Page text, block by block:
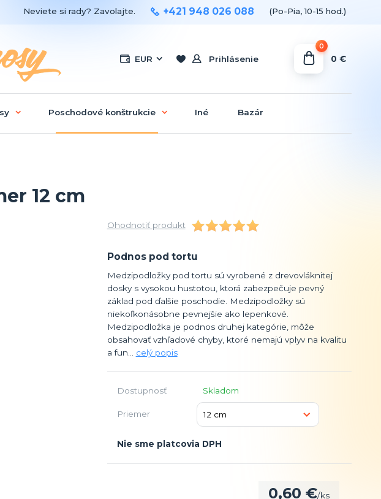
EUR Prihlásenie
Neviete si rady? Zavolajte. +421 948 026 088 (Po-Pia, 10-15 hod.)
0
0 €
Poschodové konštrukcie Iné Bazár
12 cm
Ohodnotiť produkt
Podnos pod tortu
Medzipodložky pod tortu sú vyrobené z drevovláknitej
dosky s vysokou hustotou, ktorá zabezpečuje pevný
základ pod ďalšie poschodie. Medzipodložky sú
niekoľkonásobne pevnejšie ako lepenkové.
Medzipodložka je podnos druhej kategórie, môže
obsahovať vzhľadové chyby, ktoré nemajú vplyv na kvalitu
a fun... celý popis
Dostupnosť Skladom
Priemer
Nie sme platcovia DPH
0,60 €/ks